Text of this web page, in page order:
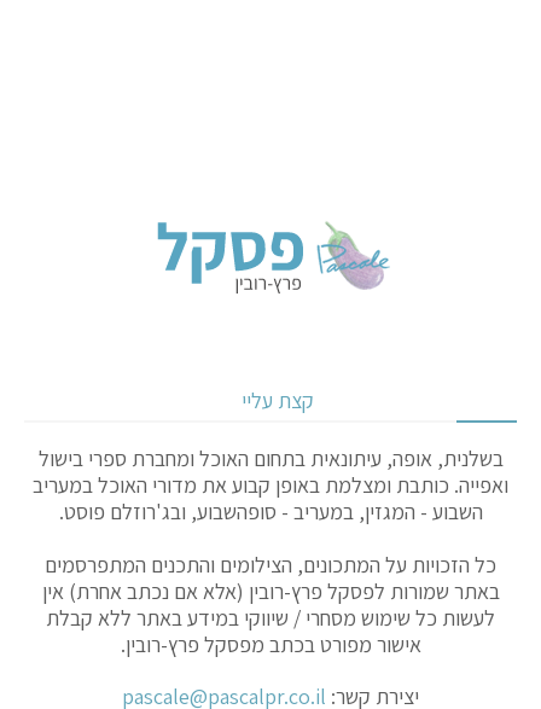
קצת עליי
בשלנית, אופה, עיתונאית בתחום האוכל ומחברת ספרי בישול
ואפייה. כותבת ומצלמת באופן קבוע את מדורי האוכל במעריב
השבוע - המגזין, במעריב - סופהשבוע, ובג'רוזלם פוסט.
כל הזכויות על המתכונים, הצילומים והתכנים המתפרסמים
באתר שמורות לפסקל פרץ-רובין (אלא אם נכתב אחרת) אין
לעשות כל שימוש מסחרי / שיווקי במידע באתר ללא קבלת
אישור מפורט בכתב מפסקל פרץ-רובין.
יצירת קשר: pascale@pascalpr.co.il